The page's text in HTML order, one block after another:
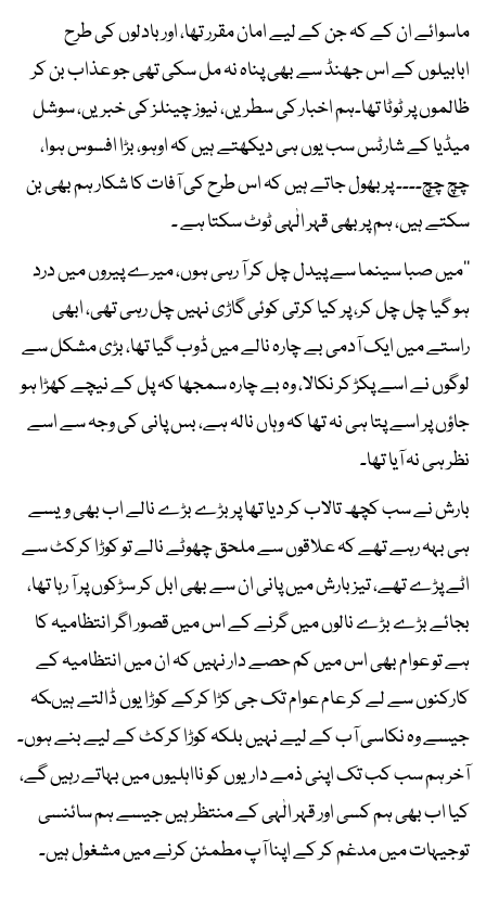
ماسوائے ان کے کہ جن کے لیے امان مقرر تھا، اور بادلوں کی طرح
ابابیلوں کے اس جھنڈ سے بھی پناہ نہ مل سکی تھی جو عذاب بن کر
ظالموں پر ٹوٹا تھا۔ہم اخبار کی سطریں، نیوز چینلز کی خبریں، سوشل
میڈیا کے شارٹس سب یوں ہی دیکھتے ہیں کہ اوہو، بڑا افسوس ہوا،
چچ چچ۔۔۔۔ پر بھول جاتے ہیں کہ اس طرح کی آفات کا شکار ہم بھی بن
سکتے ہیں، ہم پر بھی قہر الٰہی ٹوٹ سکتا ہے ۔
’’میں صبا سینما سے پیدل چل کر آ رہی ہوں، میرے پیروں میں درد
ہو گیا چل چل کر، پر کیا کرتی کوئی گاڑی نہیں چل رہی تھی، ابھی
راستے میں ایک آدمی بے چارہ نالے میں ڈوب گیا تھا، بڑی مشکل سے
لوگوں نے اسے پکڑ کر نکالا، وہ بے چارہ سمجھا کہ پل کے نیچے کھڑا ہو
جاؤں پر اسے پتا ہی نہ تھا کہ وہاں نالہ ہے، بس پانی کی وجہ سے اسے
نظر ہی نہ آیا تھا۔
بارش نے سب کچھ تالاب کر دیا تھا پر بڑے بڑے نالے اب بھی ویسے
ہی بہہ رہے تھے کہ علاقوں سے ملحق چھوٹے نالے تو کوڑا کرکٹ سے
اٹے پڑے تھے، تیز بارش میں پانی ان سے بھی ابل کر سڑکوں پر آ رہا تھا،
بجائے بڑے بڑے نالوں میں گرنے کے اس میں قصور اگر انتظامیہ کا
ہے تو عوام بھی اس میں کم حصے دار نہیں کہ ان میں انتظامیہ کے
کارکنوں سے لے کر عام عوام تک جی کڑا کرکے کوڑا یوں ڈالتے ہیںکہ
جیسے وہ نکاسی آب کے لیے نہیں بلکہ کوڑا کرکٹ کے لیے بنے ہوں۔
آخر ہم سب کب تک اپنی ذمے داریوں کو نااہلیوں میں بہاتے رہیں گے،
کیا اب بھی ہم کسی اور قہر الٰہی کے منتظر ہیں جیسے ہم سائنسی
توجیہات میں مدغم کر کے اپنا آپ مطمئن کرنے میں مشغول ہیں۔